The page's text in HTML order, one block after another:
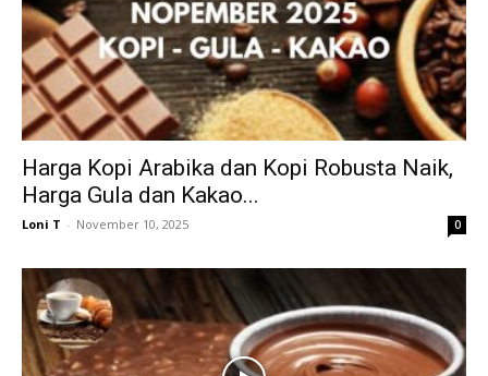
Harga Kopi Arabika dan Kopi Robusta Naik,
Harga Gula dan Kakao...
Loni T - November 10, 2025 0